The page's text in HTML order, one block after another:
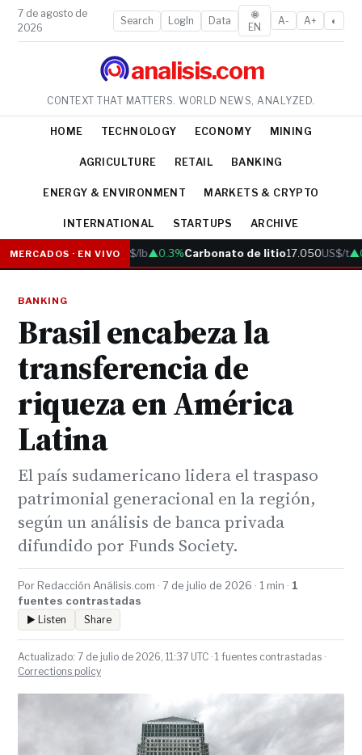
7 de agosto de
2026
Search LogIn Data
🌐
EN
A- A+ ◐
analisis.com
CONTEXT THAT MATTERS. WORLD NEWS, ANALYZED.
HOME TECHNOLOGY ECONOMY MINING
AGRICULTURE RETAIL BANKING
ENERGY & ENVIRONMENT MARKETS & CRYPTO
INTERNATIONAL STARTUPS ARCHIVE
MERCADOS · EN VIVO
Cobre6.05US$/lb▲0.3%Carbonato de litio17.050US$/t
BANKING
Brasil encabeza la
transferencia de
riqueza en América
Latina
El país sudamericano lidera el traspaso
patrimonial generacional en la región,
según un análisis de banca privada
difundido por Funds Society.
Por Redacción Análisis.com · 7 de julio de 2026 · 1 min · 1
fuentes contrastadas
▶ Listen Share
Actualizado: 7 de julio de 2026, 11:37 UTC · 1 fuentes contrastadas ·
Corrections policy